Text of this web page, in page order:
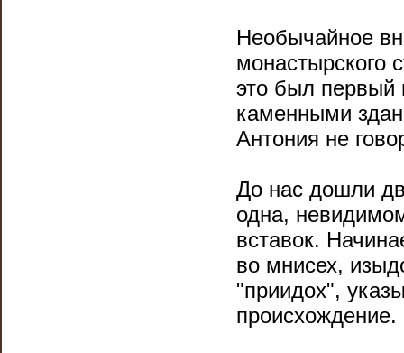
Необычайное
монастырского
это был первый
каменными
Антония не
До нас дошли
одна,
вставок.
во мнисех,
"приидох",
происхождение.